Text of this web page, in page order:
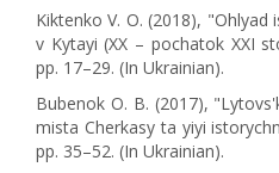
Kiktenko V. O. (2018),
v Kytayi (XX – pochatok XXI
pp. 17–29. (In Ukrainian).
Bubenok O. B. (2017),
mista Cherkasy ta yiyi
pp. 35–52. (In Ukrainian).